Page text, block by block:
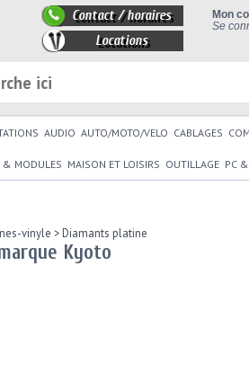
Mon
Se
Contact / horaires
Locations
AUDIO AUTO/MOTO/VELO CABLAGES
& MODULES MAISON ET LOISIRS OUTILLAGE PC
vinyle >Diamants platine
Kyoto